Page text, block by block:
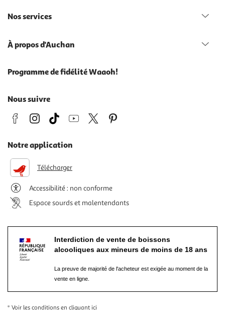
Nos services
À propos d'Auchan
Programme de fidélité Waaoh!
Nous suivre
Notre application
Télécharger
Accessibilité : non conforme
Espace sourds et malentendants
Interdiction de vente de boissons
alcooliques aux mineurs de moins de 18 ans
La preuve de majorité de l'acheteur est exigée au moment de la
vente en ligne.
* Voir les conditions en cliquant ici